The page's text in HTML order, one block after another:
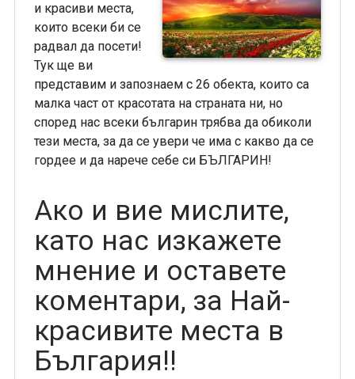
и красиви места,
които всеки би се
радвал да посети!
Тук ще ви
представим и запознаем с 26 обекта, които са
малка част от красотата на страната ни, но
според нас всеки българин трябва да обиколи
тези места, за да се увери че има с какво да се
гордее и да нарече себе си БЪЛГАРИН!
Ако и вие мислите,
като нас изкажете
мнение и оставете
коментари, за Най-
красивите места в
България!!